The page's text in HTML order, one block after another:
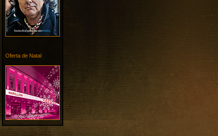
Oferta de Natal